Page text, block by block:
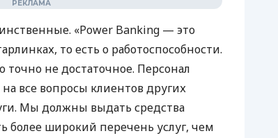
«Power Banking — это
то есть о работоспособности.
точно не достаточное. Персонал
все вопросы клиентов других
Мы должны выдать средства
более широкий перечень услуг, чем